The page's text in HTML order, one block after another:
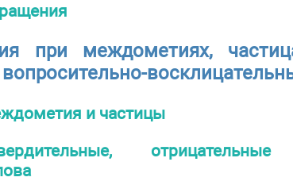
при междометиях,
и частицы